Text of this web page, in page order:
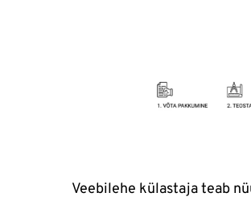
Veebilehe külastaja teab